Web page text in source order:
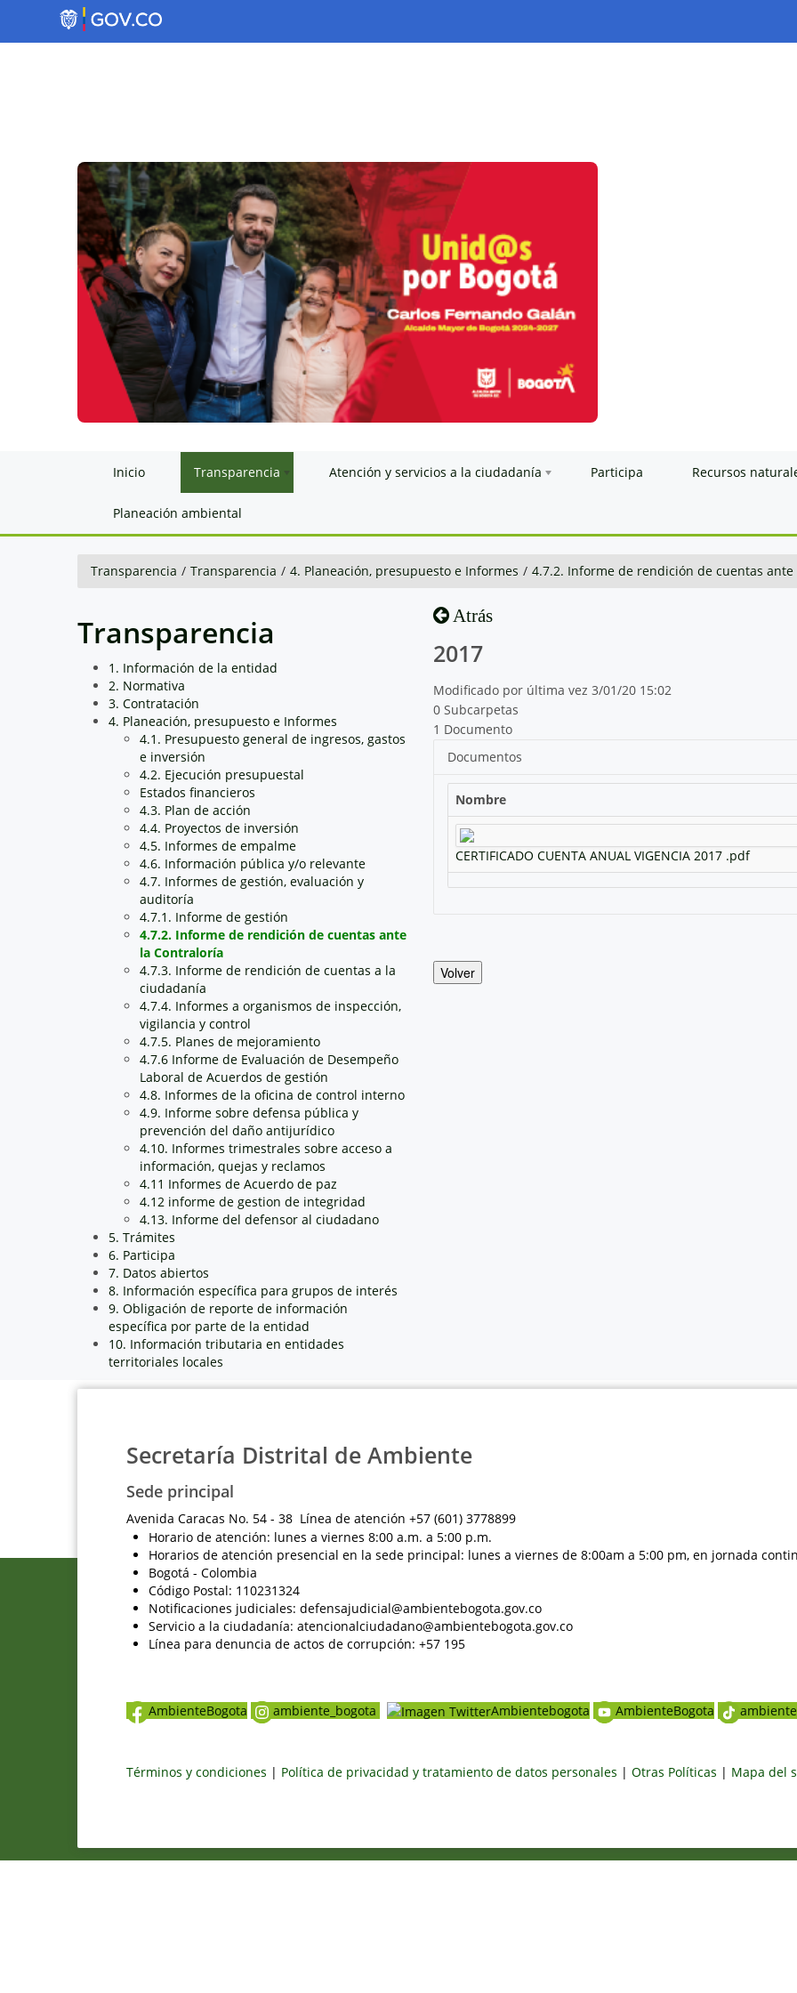
Inicio Transparencia Atención y servicios a la ciudadanía Participa Recursos
Planeación ambiental
Transparencia / Transparencia / 4. Planeación, presupuesto e Informes / 4.7.2. Informe de rendición de cuentas
Transparencia
1. Información de la entidad
2. Normativa
3. Contratación
4. Planeación, presupuesto e Informes
4.1. Presupuesto general de ingresos, gastos
e inversión
4.2. Ejecución presupuestal
Estados financieros
4.3. Plan de acción
4.4. Proyectos de inversión
4.5. Informes de empalme
4.6. Información pública y/o relevante
4.7. Informes de gestión, evaluación y
auditoría
4.7.1. Informe de gestión
4.7.2. Informe de rendición de cuentas ante
la Contraloría
4.7.3. Informe de rendición de cuentas a la
ciudadanía
4.7.4. Informes a organismos de inspección,
vigilancia y control
4.7.5. Planes de mejoramiento
4.7.6 Informe de Evaluación de Desempeño
Laboral de Acuerdos de gestión
4.8. Informes de la oficina de control interno
4.9. Informe sobre defensa pública y
prevención del daño antijurídico
4.10. Informes trimestrales sobre acceso a
información, quejas y reclamos
4.11 Informes de Acuerdo de paz
4.12 informe de gestion de integridad
4.13. Informe del defensor al ciudadano
5. Trámites
6. Participa
7. Datos abiertos
8. Información específica para grupos de interés
9. Obligación de reporte de información
específica por parte de la entidad
10. Información tributaria en entidades
territoriales locales
Atrás
2017
Modificado por última vez 3/01/20 15:02
0 Subcarpetas
1 Documento
Documentos
Nombre
CERTIFICADO CUENTA ANUAL VIGENCIA 2017 .pdf
Volver
Secretaría Distrital de Ambiente
Sede principal
Avenida Caracas No. 54 - 38 Línea de atención +57 (601) 3778899
Horario de atención: lunes a viernes 8:00 a.m. a 5:00 p.m.
Horarios de atención presencial en la sede principal: lunes a viernes de 8:00am a 5:00 pm, en jornada
Bogotá - Colombia
Código Postal: 110231324
Notificaciones judiciales: defensajudicial@ambientebogota.gov.co
Servicio a la ciudadanía: atencionalciudadano@ambientebogota.gov.co
Línea para denuncia de actos de corrupción: +57 195
AmbienteBogota ambiente_bogota Ambientebogota AmbienteBogota
Términos y condiciones | Política de privacidad y tratamiento de datos personales | Otras Políticas | Mapa del